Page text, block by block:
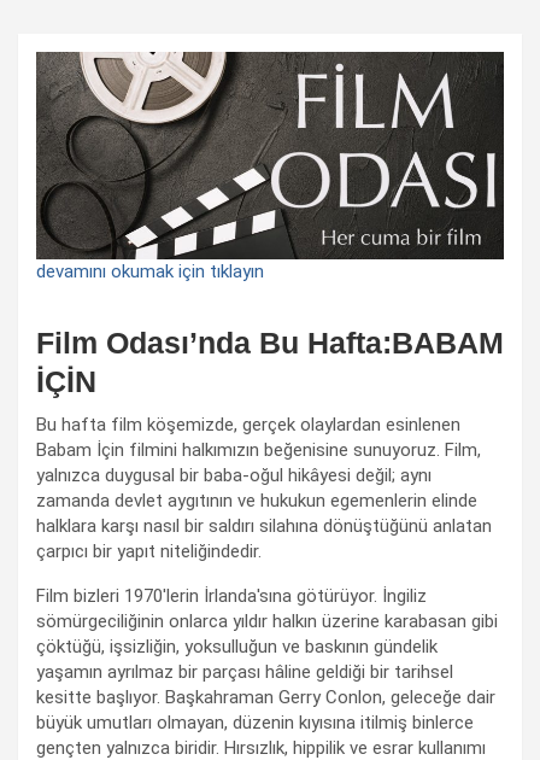
devamını okumak için tıklayın
Film Odası’nda Bu Hafta:BABAM
İÇİN
Bu hafta film köşemizde, gerçek olaylardan esinlenen
Babam İçin filmini halkımızın beğenisine sunuyoruz. Film,
yalnızca duygusal bir baba-oğul hikâyesi değil; aynı
zamanda devlet aygıtının ve hukukun egemenlerin elinde
halklara karşı nasıl bir saldırı silahına dönüştüğünü anlatan
çarpıcı bir yapıt niteliğindedir.
Film bizleri 1970'lerin İrlanda'sına götürüyor. İngiliz
sömürgeciliğinin onlarca yıldır halkın üzerine karabasan gibi
çöktüğü, işsizliğin, yoksulluğun ve baskının gündelik
yaşamın ayrılmaz bir parçası hâline geldiği bir tarihsel
kesitte başlıyor. Başkahraman Gerry Conlon, geleceğe dair
büyük umutları olmayan, düzenin kıyısına itilmiş binlerce
gençten yalnızca biridir. Hırsızlık, hippilik ve esrar kullanımı